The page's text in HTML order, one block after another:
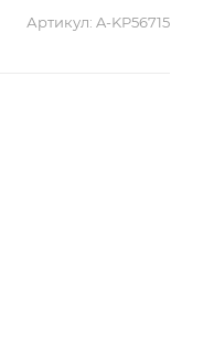
Артикул: A-KP56715